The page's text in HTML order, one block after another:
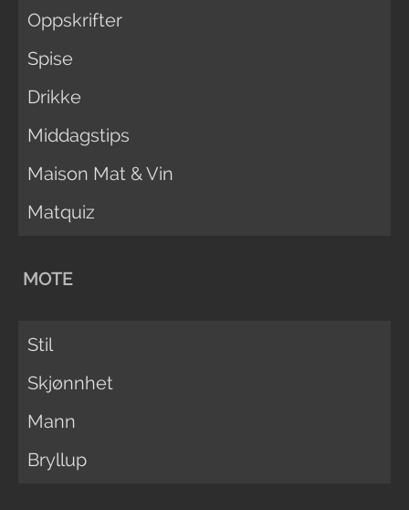
Oppskrifter
Spise
Drikke
Middagstips
Maison Mat & Vin
Matquiz
MOTE
Stil
Skjønnhet
Mann
Bryllup